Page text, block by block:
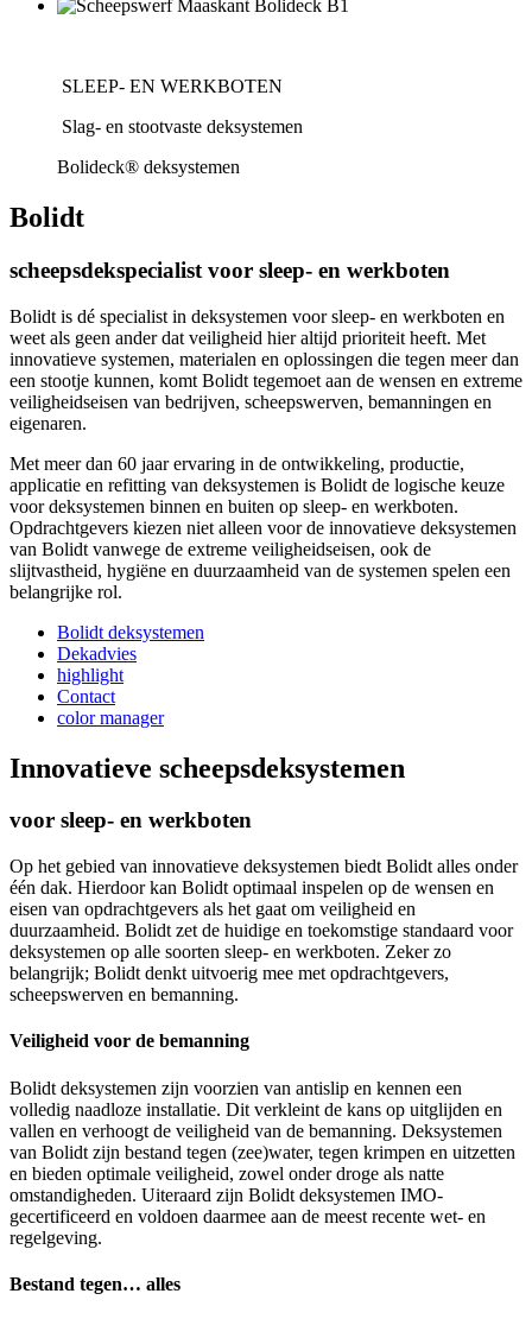
SLEEP- EN WERKBOTEN
Slag- en stootvaste deksystemen
Bolideck® deksystemen
Bolidt
scheepsdekspecialist voor sleep- en werkboten
Bolidt is dé specialist in deksystemen voor sleep- en werkboten en
weet als geen ander dat veiligheid hier altijd prioriteit heeft. Met
innovatieve systemen, materialen en oplossingen die tegen meer dan
een stootje kunnen, komt Bolidt tegemoet aan de wensen en extreme
veiligheidseisen van bedrijven, scheepswerven, bemanningen en
eigenaren.
Met meer dan 60 jaar ervaring in de ontwikkeling, productie,
applicatie en refitting van deksystemen is Bolidt de logische keuze
voor deksystemen binnen en buiten op sleep- en werkboten.
Opdrachtgevers kiezen niet alleen voor de innovatieve deksystemen
van Bolidt vanwege de extreme veiligheidseisen, ook de
slijtvastheid, hygiëne en duurzaamheid van de systemen spelen een
belangrijke rol.
Bolidt deksystemen
Dekadvies
highlight
Contact
color manager
Innovatieve scheepsdeksystemen
voor sleep- en werkboten
Op het gebied van innovatieve deksystemen biedt Bolidt alles onder
één dak. Hierdoor kan Bolidt optimaal inspelen op de wensen en
eisen van opdrachtgevers als het gaat om veiligheid en
duurzaamheid. Bolidt zet de huidige en toekomstige standaard voor
deksystemen op alle soorten sleep- en werkboten. Zeker zo
belangrijk; Bolidt denkt uitvoerig mee met opdrachtgevers,
scheepswerven en bemanning.
Veiligheid voor de bemanning
Bolidt deksystemen zijn voorzien van antislip en kennen een
volledig naadloze installatie. Dit verkleint de kans op uitglijden en
vallen en verhoogt de veiligheid van de bemanning. Deksystemen
van Bolidt zijn bestand tegen (zee)water, tegen krimpen en uitzetten
en bieden optimale veiligheid, zowel onder droge als natte
omstandigheden. Uiteraard zijn Bolidt deksystemen IMO-
gecertificeerd en voldoen daarmee aan de meest recente wet- en
regelgeving.
Bestand tegen… alles